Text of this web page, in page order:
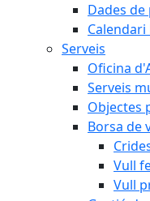
Dades
Serveis
Oficina
Serveis
Objectes
Borsa de
Vull
Vull